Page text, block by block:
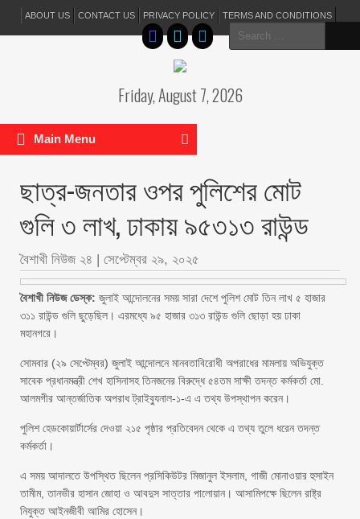
ABOUT US CONTACT US PRIVACY POLICY TERMS AND CONDITIONS
Search
for:
Friday, August 7, 2026
Main Menu
ছাত্র-জনতার ওপর পুলিশের মোট
গুলি ৩ লাখ, ঢাকায় ৯৫৩১৩ রাউন্ড
বৈশাখী নিউজ ২৪ | সেপ্টেম্বর ২৯, ২০২৫
বৈশাখী নিউজ ডেস্ক: জুলাই আন্দোলনের সময় সারা দেশে পুলিশ মোট তিন লাখ ৫ হাজার
৩১১ রাউন্ড গুলি ছুড়েছিল। এরমধ্যে ৯৫ হাজার ৩১৩ রাউন্ড গুলি ছোড়া হয় ঢাকা
মহানগরে।
সোমবার (২৯ সেপ্টেম্বর) জুলাই আন্দোলনে মানবতাবিরোধী অপরাধের মামলায় অভিযুক্ত
সাবেক প্রধানমন্ত্রী শেখ হাসিনাসহ তিনজনের বিরুদ্ধে ৫৪তম সাক্ষী তদন্ত কর্মকর্তা মো.
আলমগীর আন্তর্জাতিক অপরাধ ট্রাইব্যুনাল-১-এ এ তথ্য উপস্থাপন করেন।
পুলিশ হেডকোয়ার্টার্সের দেওয়া ২১৫ পৃষ্ঠার প্রতিবেদন থেকে এ তথ্য তুলে ধরেন তদন্ত
কর্মকর্তা।
এ সময় আদালতে উপস্থিত ছিলেন প্রসিকিউটর মিজানুল ইসলাম, গাজী মোনাওয়ার হুসাইন
তামীম, তানভীর হাসান জোহা ও আবদুস সাত্তার পালোয়ান। আসামিপক্ষে ছিলেন রাষ্ট্র
নিযুক্ত আইনজীবী আমির হোসেন।